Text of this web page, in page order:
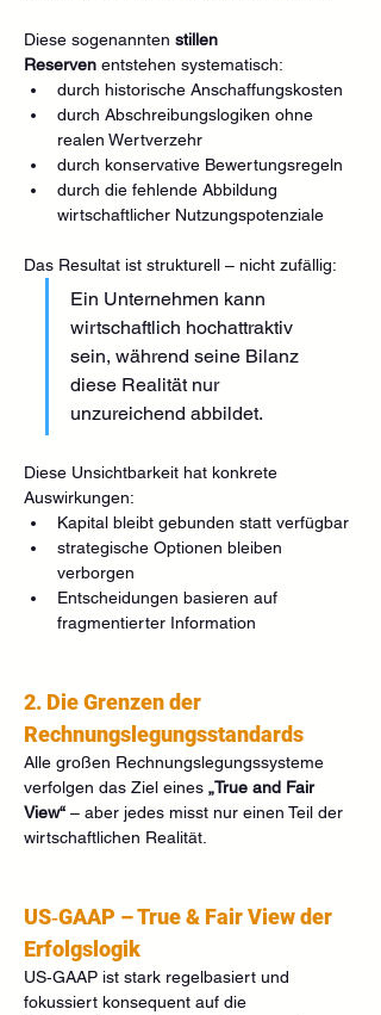
Diese sogenannten stillen
Reserven entstehen systematisch:
durch historische Anschaffungskosten
durch Abschreibungslogiken ohne
realen Wertverzehr
durch konservative Bewertungsregeln
durch die fehlende Abbildung
wirtschaftlicher Nutzungspotenziale
Das Resultat ist strukturell – nicht zufällig:
Ein Unternehmen kann
wirtschaftlich hochattraktiv
sein, während seine Bilanz
diese Realität nur
unzureichend abbildet.
Diese Unsichtbarkeit hat konkrete
Auswirkungen:
Kapital bleibt gebunden statt verfügbar
strategische Optionen bleiben
verborgen
Entscheidungen basieren auf
fragmentierter Information
2. Die Grenzen der
Rechnungslegungsstandards
Alle großen Rechnungslegungssysteme
verfolgen das Ziel eines „True and Fair
View“ – aber jedes misst nur einen Teil der
wirtschaftlichen Realität.
US‑GAAP – True & Fair View der
Erfolgslogik
US‑GAAP ist stark regelbasiert und
fokussiert konsequent auf die